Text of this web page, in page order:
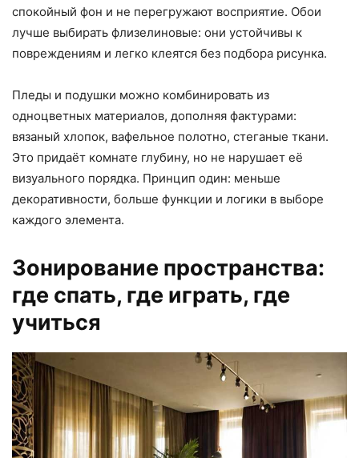
спокойный фон и не перегружают восприятие. Обои
лучше выбирать флизелиновые: они устойчивы к
повреждениям и легко клеятся без подбора рисунка.
Пледы и подушки можно комбинировать из
одноцветных материалов, дополняя фактурами:
вязаный хлопок, вафельное полотно, стеганые ткани.
Это придаёт комнате глубину, но не нарушает её
визуального порядка. Принцип один: меньше
декоративности, больше функции и логики в выборе
каждого элемента.
Зонирование пространства:
где спать, где играть, где
учиться